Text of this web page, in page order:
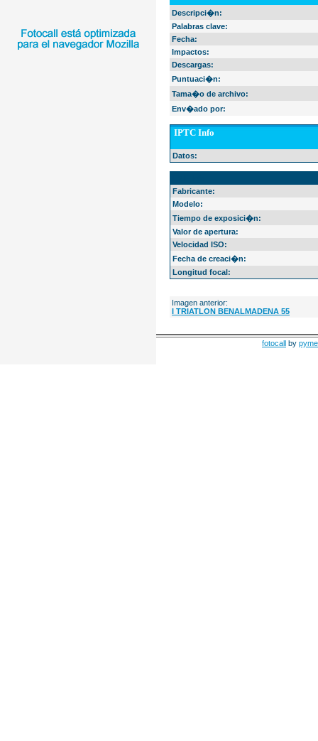
Descripci�n:
Palabras clave:
Fecha:
Impactos:
Descargas:
Puntuaci�n:
Tama�o de archivo:
Env�ado por:
IPTC Info
Datos:
Fabricante:
Modelo:
Tiempo de exposici�n:
Valor de apertura:
Velocidad ISO:
Fecha de creaci�n:
Longitud focal:
Imagen anterior:
I TRIATLON BENALMADENA 55
fotocall by